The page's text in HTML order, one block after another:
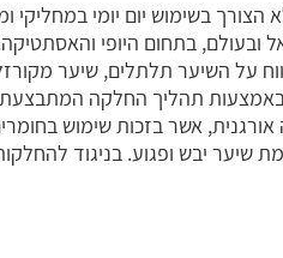
הצורך בשימוש יום יומי
ובעולם, בתחום היופי
על השיער תלתלים, שיער מקורזל
תהליך החלקה
אורגנית, אשר בזכות שימוש
שיער יבש ופגוע. בניגוד